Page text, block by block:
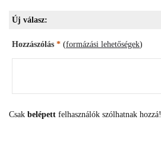
Új válasz:
Hozzászólás * (formázási lehetőségek)
Csak belépett felhasználók szólhatnak hozzá!